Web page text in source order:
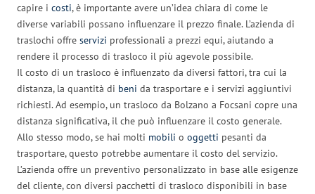
capire i costi, è importante avere un’idea chiara di come le
diverse variabili possano influenzare il prezzo finale. L’azienda di
traslochi offre servizi professionali a prezzi equi, aiutando a
rendere il processo di trasloco il più agevole possibile.
Il costo di un trasloco è influenzato da diversi fattori, tra cui la
distanza, la quantità di beni da trasportare e i servizi aggiuntivi
richiesti. Ad esempio, un trasloco da Bolzano a Focsani copre una
distanza significativa, il che può influenzare il costo generale.
Allo stesso modo, se hai molti mobili o oggetti pesanti da
trasportare, questo potrebbe aumentare il costo del servizio.
L’azienda offre un preventivo personalizzato in base alle esigenze
del cliente, con diversi pacchetti di trasloco disponibili in base